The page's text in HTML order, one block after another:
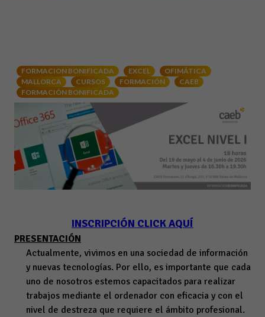
FORMACION BONIFICADA EXCEL
OFIMÁTICA
MALLORCA
CURSOS FORMACIÓN
CAEB
FORMACIÓN BONIFICADA
INSCRIPCIÓN CLICK AQUÍ
PRESENTACIÓN
Actualmente, vivimos en una sociedad de información
y nuevas tecnologías. Por ello, es importante que cada
uno de nosotros estemos capacitados para realizar
trabajos mediante el ordenador con eficacia y con el
nivel de destreza que requiere el ámbito profesional.